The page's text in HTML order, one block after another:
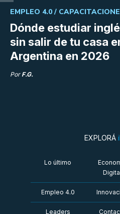
Dónde estudiar
sin salir de tu casa
Argentina en 2026
EMPLEO 4.0 /
Por F.G.
EXPLORÁ
Lo último
Empleo 4.0
Leaders